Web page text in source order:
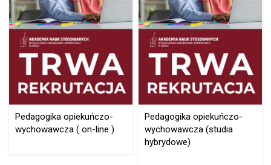
Pedagogika opiekuńczo-
wychowawcza ( on-line )
Pedagogika opiekuńczo-
wychowawcza (studia
hybrydowe)